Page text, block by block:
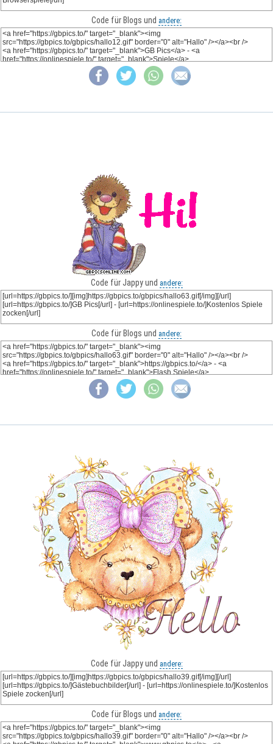
Code für Blogs und andere:
Code für Jappy und andere:
Code für Blogs und andere:
Code für Jappy und andere:
Code für Blogs und andere: